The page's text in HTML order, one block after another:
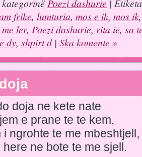
Poezi dashurie |
frike, lumturia, mos e ik, mos ik
ler, Poezi dashurie, rita ie, sa
dy, shpirt d| Ska komente »
doja ne kete nate
e prane te te kem,
i ngrohte te me mbeshtjell,
here ne bote te me sjell.